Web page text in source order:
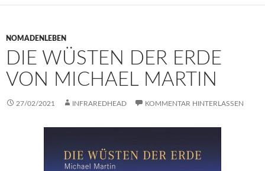
NOMADENLEBEN
DIE WÜSTEN DER ERDE
VON MICHAEL MARTIN
27/02/2021 INFRAREDHEAD KOMMENTAR HINTERLASSEN